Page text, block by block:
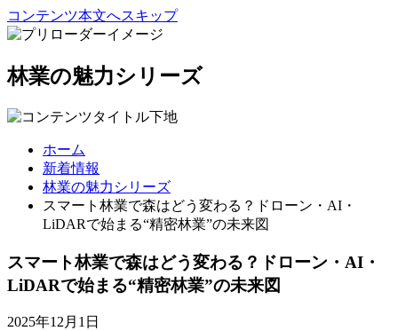
コンテンツ本文へスキップ
林業の魅力シリーズ
ホーム
新着情報
林業の魅力シリーズ
スマート林業で森はどう変わる？ドローン・AI・
LiDARで始まる“精密林業”の未来図
スマート林業で森はどう変わる？ドローン・AI・
LiDARで始まる“精密林業”の未来図
2025年12月1日